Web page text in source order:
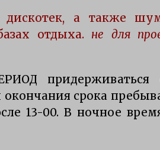
щуки
а также
отдыха. не для
придерживаться
срока
13-00. В ночное